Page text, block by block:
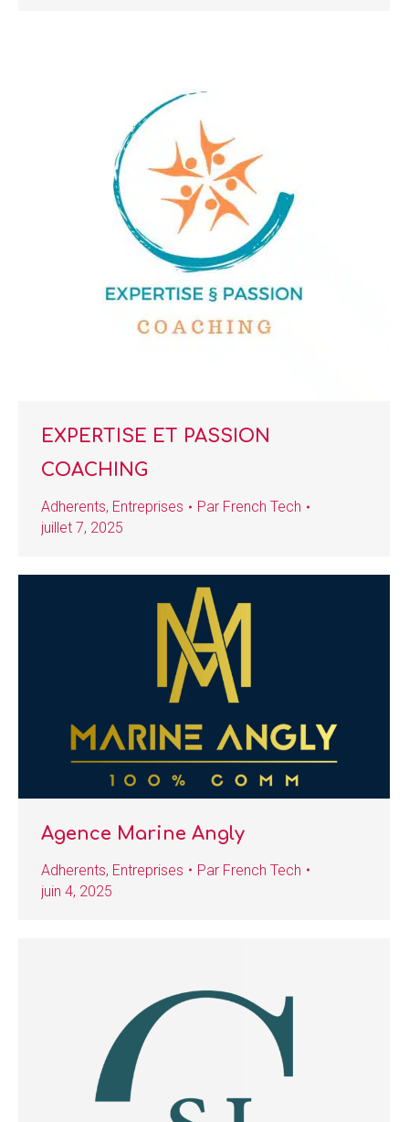
EXPERTISE ET PASSION
COACHING
Adherents, Entreprises Par French Tech
juillet 7, 2025
Agence Marine Angly
Adherents, Entreprises Par French Tech
juin 4, 2025